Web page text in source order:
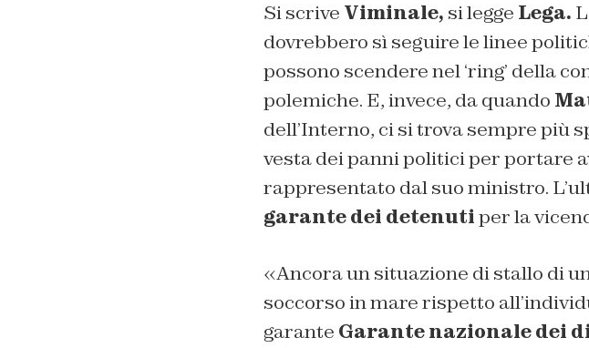
Si scrive Viminale, si legge Lega.
dovrebbero sì seguire le linee
possono scendere nel ‘ring’ della
polemiche. E, invece, da quando
dell’Interno, ci si trova sempre più
vesta dei panni politici per portare
rappresentato dal suo ministro.
garante dei detenutiper la
«Ancora un situazione di stallo di
soccorso in mare rispetto
garante Garante nazionale dei